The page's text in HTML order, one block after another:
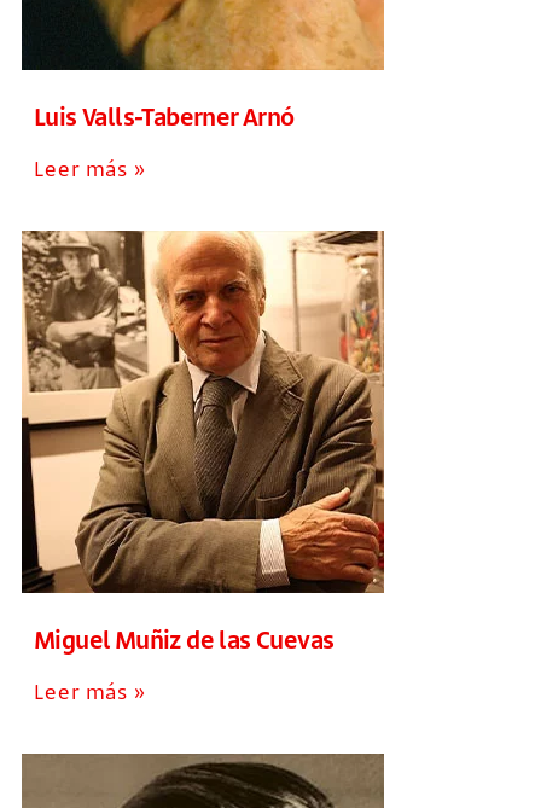
Luis Valls-Taberner Arnó
Leer más »
Miguel Muñiz de las Cuevas
Leer más »